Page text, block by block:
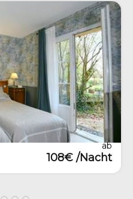
ab
108€ /Nacht